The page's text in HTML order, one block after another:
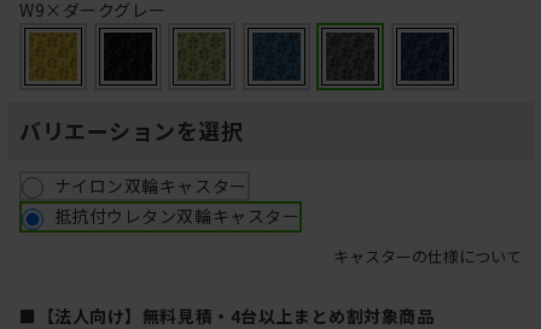
W9×ダークグレー
バリエーションを選択
ナイロン双輪キャスター
抵抗付ウレタン双輪キャスター
キャスターの仕様について
■【法人向け】無料見積・4台以上まとめ割対象商品